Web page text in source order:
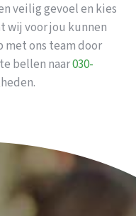
veilig gevoel en kies
wij voor jou kunnen
met ons team door
bellen naar030-